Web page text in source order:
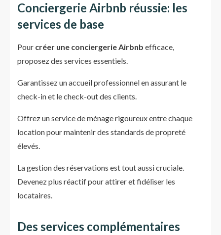
Conciergerie Airbnb réussie: les
services de base
Pour créer une conciergerie Airbnb efficace,
proposez des services essentiels.
Garantissez un accueil professionnel en assurant le
check-in et le check-out des clients.
Offrez un service de ménage rigoureux entre chaque
location pour maintenir des standards de propreté
élevés.
La gestion des réservations est tout aussi cruciale.
Devenez plus réactif pour attirer et fidéliser les
locataires.
Des services complémentaires